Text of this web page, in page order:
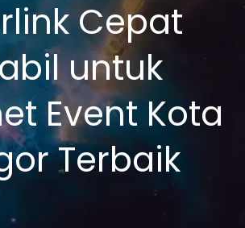
Cepat
untuk
Event Kota
Terbaik